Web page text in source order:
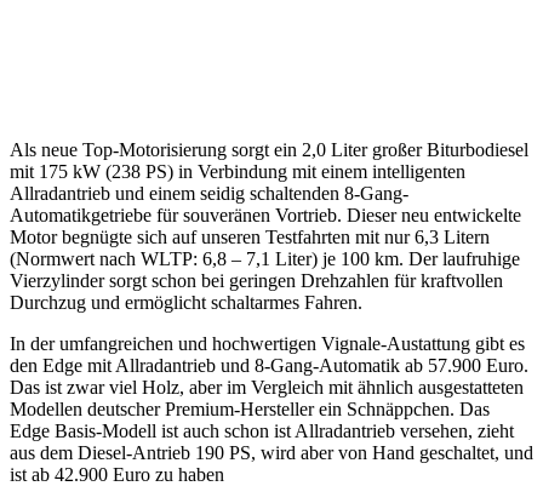
Als neue Top-Motorisierung sorgt ein 2,0 Liter großer Biturbodiesel
mit 175 kW (238 PS) in Verbindung mit einem intelligenten
Allradantrieb und einem seidig schaltenden 8-Gang-
Automatikgetriebe für souveränen Vortrieb. Dieser neu entwickelte
Motor begnügte sich auf unseren Testfahrten mit nur 6,3 Litern
(Normwert nach WLTP: 6,8 – 7,1 Liter) je 100 km. Der laufruhige
Vierzylinder sorgt schon bei geringen Drehzahlen für kraftvollen
Durchzug und ermöglicht schaltarmes Fahren.
In der umfangreichen und hochwertigen Vignale-Austattung gibt es
den Edge mit Allradantrieb und 8-Gang-Automatik ab 57.900 Euro.
Das ist zwar viel Holz, aber im Vergleich mit ähnlich ausgestatteten
Modellen deutscher Premium-Hersteller ein Schnäppchen. Das
Edge Basis-Modell ist auch schon ist Allradantrieb versehen, zieht
aus dem Diesel-Antrieb 190 PS, wird aber von Hand geschaltet, und
ist ab 42.900 Euro zu haben